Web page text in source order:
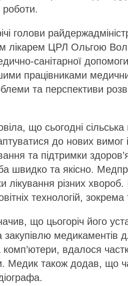
роботи.
голови
лікарем ЦРЛ Ольгою
санітарної
працівниками
та перспективи
що сьогодні
до нових вимог і
та підтримки
швидко та якісно.
лікування різних хвороб.
технологій,
що цьогоріч його
закупівлю медикаментів
вдалося
Медик також додав, що